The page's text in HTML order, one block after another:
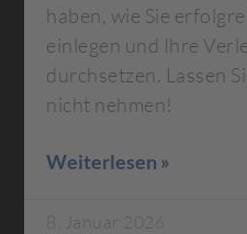
haben, wie Sie
einlegen und Ihre
durchsetzen. Lassen
nicht nehmen!
Weiterlesen »
8. Januar 2026